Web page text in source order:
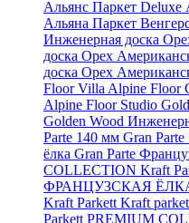
Альянс Паркет Deluxe
Альяна Паркет
Инженерная доска
доска Орех
доска Орех
Floor Villa Alpine Floor
Alpine Floor Studio
Golden Wood
Parte 140 мм Gran
ёлка Gran Parte
COLLECTION Kraft
ФРАНЦУЗСКАЯ
Kraft Parkett Kraft
Parkett PREMIUM